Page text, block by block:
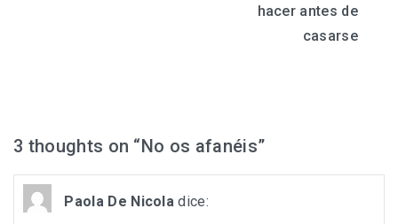
hacer antes de
casarse
3 thoughts on “No os afanéis”
Paola De Nicola dice: